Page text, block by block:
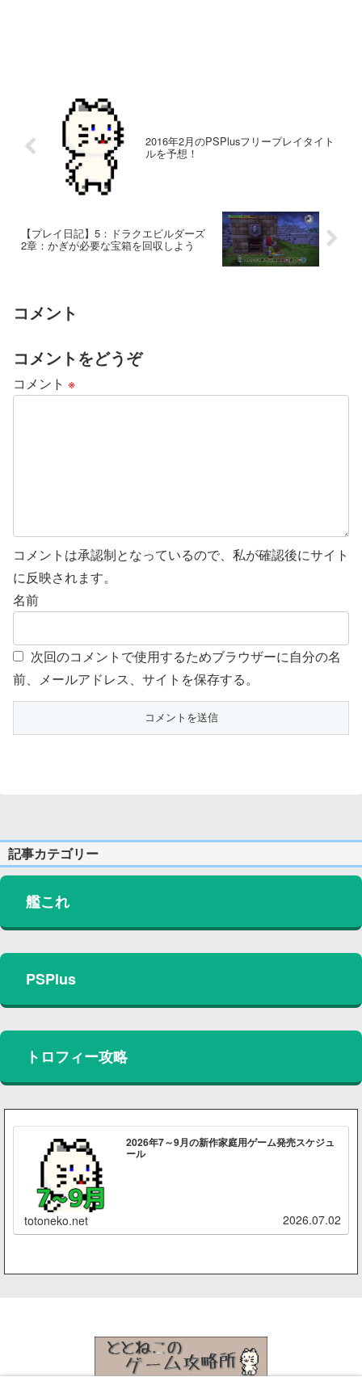
2016年2月のPSPlusフリープレイタイト
ルを予想！
【プレイ日記】5：ドラクエビルダーズ
2章：かぎが必要な宝箱を回収しよう
コメント
コメントをどうぞ
コメント ※
コメントは承認制となっているので、私が確認後にサイト
に反映されます。
名前
次回のコメントで使用するためブラウザーに自分の名
前、メールアドレス、サイトを保存する。
記事カテゴリー
艦これ
PSPlus
トロフィー攻略
2026年7～9月の新作家庭用ゲーム発売スケジュ
ール
totoneko.net 2026.07.02